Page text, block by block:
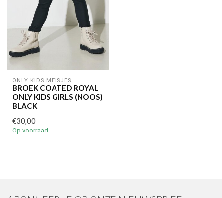
ONLY KIDS MEISJES
BROEK COATED ROYAL
ONLY KIDS GIRLS (NOOS)
BLACK
€30,00
Op voorraad